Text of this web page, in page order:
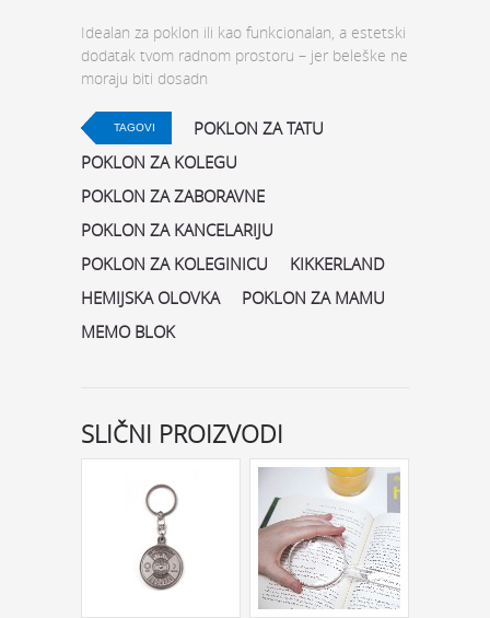
Idealan za poklon ili kao funkcionalan, a estetski
dodatak tvom radnom prostoru – jer beleške ne
moraju biti dosadn
TAGOVI
POKLON ZA TATU
POKLON ZA KOLEGU
POKLON ZA ZABORAVNE
POKLON ZA KANCELARIJU
POKLON ZA KOLEGINICU
KIKKERLAND
HEMIJSKA OLOVKA
POKLON ZA MAMU
MEMO BLOK
SLIČNI PROIZVODI